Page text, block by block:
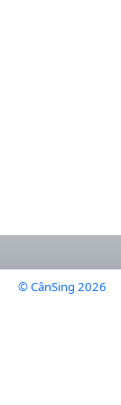
© CânSing 2026